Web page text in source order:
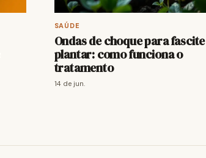
SAÚDE
Ondas de choque para fascite
plantar: como funciona o
tratamento
14 de jun.